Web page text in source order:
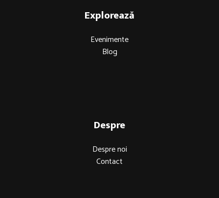
Explorează
Evenimente
Blog
Despre
Despre noi
Contact